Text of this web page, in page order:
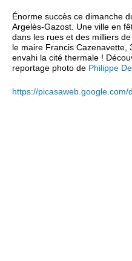
Énorme succès ce dimanche
Argelès-Gazost. Une ville en
dans les rues et des milliers
le maire Francis Cazenavette,
envahi la cité thermale !
reportage photo de Philippe
https://